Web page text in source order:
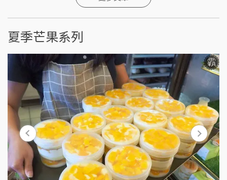
夏季芒果系列